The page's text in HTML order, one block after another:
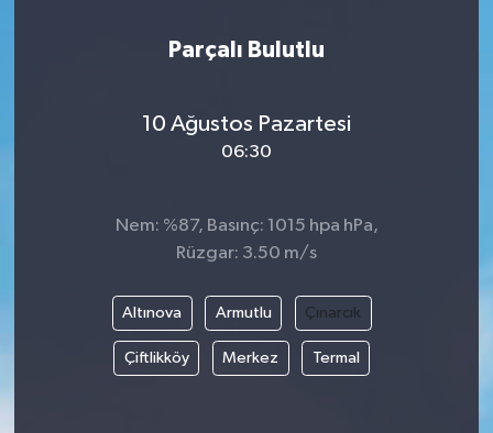
Parçalı Bulutlu
10 Ağustos Pazartesi
06:30
Nem: %87, Basınç: 1015 hpa hPa,
Rüzgar: 3.50 m/s
Altınova Armutlu Çınarcık
Çiftlikköy Merkez Termal